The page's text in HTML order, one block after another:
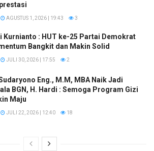
AGUSTUS 1, 2026 | 19:43 3
Kurnianto : HUT ke-25 Partai Demokrat
Bangkit dan Makin Solid
JULI 30, 2026 | 17:55 2
Eng., M.M, MBA Naik Jadi
BGN, H. Hardi : Semoga Program Gizi
Maju
JULI 22, 2026 | 12:40 18